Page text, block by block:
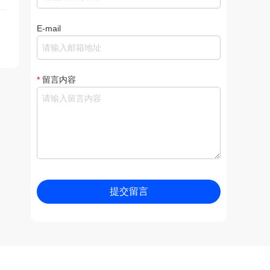
E-mail
* 留言内容
提交留言